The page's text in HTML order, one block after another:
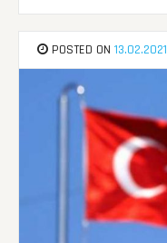
POSTED ON13.02.2021